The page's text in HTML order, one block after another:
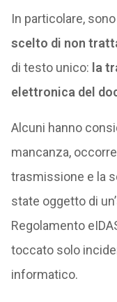
In particolare, sono
scelto di non
di testo unico: la
elettronica del
Alcuni hanno
mancanza,
trasmissione e la
state oggetto di
Regolamento
toccato solo
informatico.